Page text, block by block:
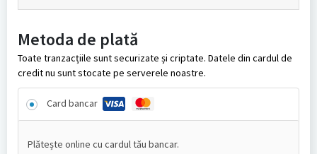
Metoda de plată
Toate tranzacțiile sunt securizate și criptate. Datele din cardul de
credit nu sunt stocate pe serverele noastre.
Card bancar
Plătește online cu cardul tău bancar.